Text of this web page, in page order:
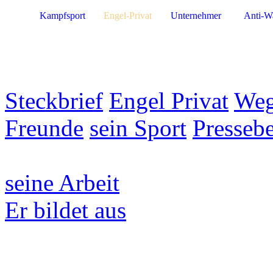
Steckbrief Engel Privat
Freunde sein Sport
seine Arbeit
Er bildet aus
Kampfsport Engel-Privat Unternehmer Anti-